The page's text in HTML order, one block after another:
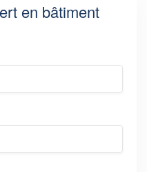
en bâtiment